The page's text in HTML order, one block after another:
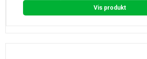
Vis produkt